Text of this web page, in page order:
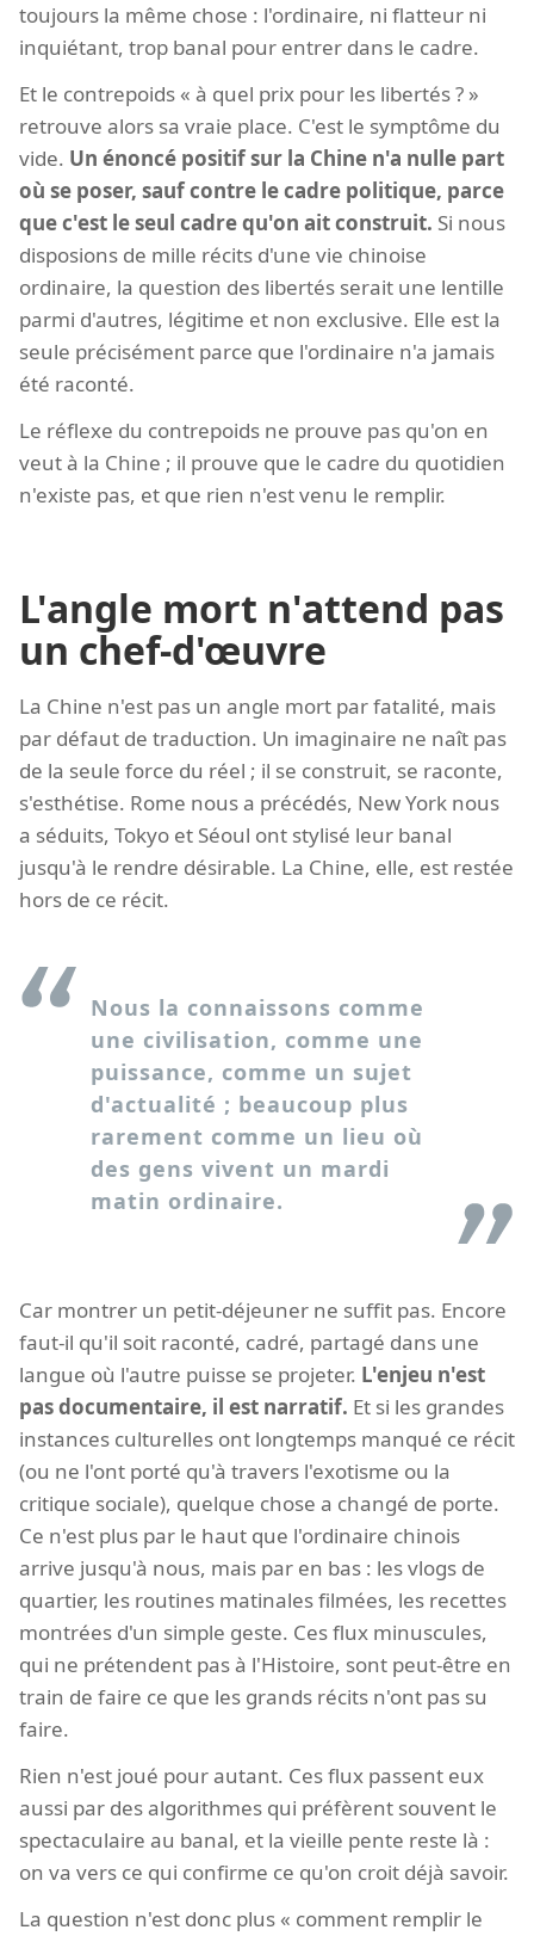
toujours la même chose : l'ordinaire, ni flatteur ni
inquiétant, trop banal pour entrer dans le cadre.
Et le contrepoids « à quel prix pour les libertés ? »
retrouve alors sa vraie place. C'est le symptôme du
vide. Un énoncé positif sur la Chine n'a nulle part
où se poser, sauf contre le cadre politique, parce
que c'est le seul cadre qu'on ait construit. Si nous
disposions de mille récits d'une vie chinoise
ordinaire, la question des libertés serait une lentille
parmi d'autres, légitime et non exclusive. Elle est la
seule précisément parce que l'ordinaire n'a jamais
été raconté.
Le réflexe du contrepoids ne prouve pas qu'on en
veut à la Chine ; il prouve que le cadre du quotidien
n'existe pas, et que rien n'est venu le remplir.
L'angle mort n'attend pas
un chef-d'œuvre
La Chine n'est pas un angle mort par fatalité, mais
par défaut de traduction. Un imaginaire ne naît pas
de la seule force du réel ; il se construit, se raconte,
s'esthétise. Rome nous a précédés, New York nous
a séduits, Tokyo et Séoul ont stylisé leur banal
jusqu'à le rendre désirable. La Chine, elle, est restée
hors de ce récit.
Nous la connaissons comme
une civilisation, comme une
puissance, comme un sujet
d'actualité ; beaucoup plus
rarement comme un lieu où
des gens vivent un mardi
matin ordinaire.
Car montrer un petit-déjeuner ne suffit pas. Encore
faut-il qu'il soit raconté, cadré, partagé dans une
langue où l'autre puisse se projeter. L'enjeu n'est
pas documentaire, il est narratif. Et si les grandes
instances culturelles ont longtemps manqué ce récit
(ou ne l'ont porté qu'à travers l'exotisme ou la
critique sociale), quelque chose a changé de porte.
Ce n'est plus par le haut que l'ordinaire chinois
arrive jusqu'à nous, mais par en bas : les vlogs de
quartier, les routines matinales filmées, les recettes
montrées d'un simple geste. Ces flux minuscules,
qui ne prétendent pas à l'Histoire, sont peut-être en
train de faire ce que les grands récits n'ont pas su
faire.
Rien n'est joué pour autant. Ces flux passent eux
aussi par des algorithmes qui préfèrent souvent le
spectaculaire au banal, et la vieille pente reste là :
on va vers ce qui confirme ce qu'on croit déjà savoir.
La question n'est donc plus « comment remplir le